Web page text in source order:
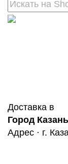
Доставка в
Город Казань
Адрес · г.